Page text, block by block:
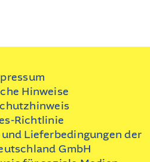
Hinweise
Richtlinie
Lieferbedingungen der
GmbH